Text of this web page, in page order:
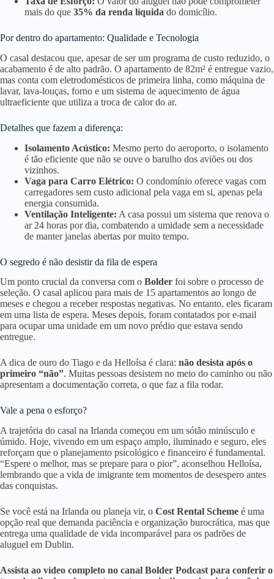
mais do que 35% da renda líquida do domicílio.
Por dentro do apartamento: Qualidade e Tecnologia
O casal destacou que, apesar de ser um programa de custo reduzido, o
acabamento é de alto padrão. O apartamento de 82m² é entregue vazio,
mas conta com eletrodomésticos de primeira linha, como máquina de
lavar, lava-louças, forno e um sistema de aquecimento de água
ultraeficiente que utiliza a troca de calor do ar.
Detalhes que fazem a diferença:
Isolamento Acústico: Mesmo perto do aeroporto, o isolamento
é tão eficiente que não se ouve o barulho dos aviões ou dos
vizinhos.
Vaga para Carro Elétrico: O condomínio oferece vagas com
carregadores sem custo adicional pela vaga em si, apenas pela
energia consumida.
Ventilação Inteligente: A casa possui um sistema que renova o
ar 24 horas por dia, combatendo a umidade sem a necessidade
de manter janelas abertas por muito tempo.
O segredo é não desistir da fila de espera
Um ponto crucial da conversa com o Bolder foi sobre o processo de
seleção. O casal aplicou para mais de 15 apartamentos ao longo de
meses e chegou a receber respostas negativas. No entanto, eles ficaram
em uma lista de espera. Meses depois, foram contatados por e-mail
para ocupar uma unidade em um novo prédio que estava sendo
entregue.
A dica de ouro do Tiago e da Helloísa é clara: não desista após o
primeiro “não”. Muitas pessoas desistem no meio do caminho ou não
apresentam a documentação correta, o que faz a fila rodar.
Vale a pena o esforço?
A trajetória do casal na Irlanda começou em um sótão minúsculo e
úmido. Hoje, vivendo em um espaço amplo, iluminado e seguro, eles
reforçam que o planejamento psicológico e financeiro é fundamental.
“Espere o melhor, mas se prepare para o pior”, aconselhou Helloísa,
lembrando que a vida de imigrante tem momentos de desespero antes
das conquistas.
Se você está na Irlanda ou planeja vir, o Cost Rental Scheme é uma
opção real que demanda paciência e organização burocrática, mas que
entrega uma qualidade de vida incomparável para os padrões de
aluguel em Dublin.
Assista ao vídeo completo no canal Bolder Podcast para conferir o